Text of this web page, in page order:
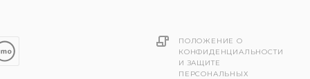
ПОЛОЖЕНИЕ О
КОНФИДЕНЦИАЛЬНОСТИ
И ЗАЩИТЕ
ПЕРСОНАЛЬНЫХ